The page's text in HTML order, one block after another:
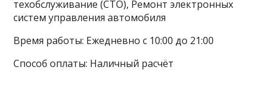
техобслуживание (СТО), Ремонт электронных
систем управления автомобиля
Время работы: Ежедневно с 10:00 до 21:00
Способ оплаты: Наличный расчёт